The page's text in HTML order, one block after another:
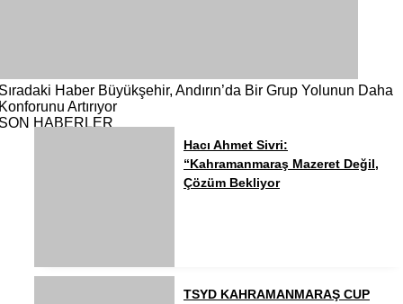
Haber Büyükşehir, Andırın’da Bir Grup Yolunun Daha
Artırıyor
HABERLER
Hacı Ahmet Sivri:
“Kahramanmaraş Mazeret Değil,
Çözüm Bekliyor
TSYD KAHRAMANMARAŞ CUP